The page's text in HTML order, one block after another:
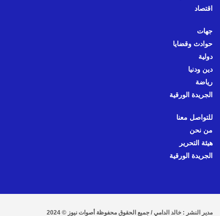
اقتصاد
جهات
حوادث وقضايا
دولية
دين ودنيا
رياضة
الجريدة الورقية
للتواصل معنا
من نحن
هيئة التحرير
الجريدة الورقية
مدير النشر : خالد الدامي / جميع الحقوق محفوظة أصوات نيوز © 2024